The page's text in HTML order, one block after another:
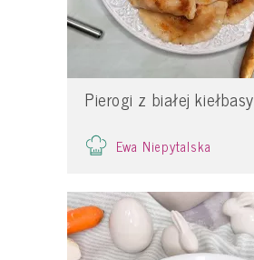
Pierogi z białej kiełbasy
Ewa Niepytalska